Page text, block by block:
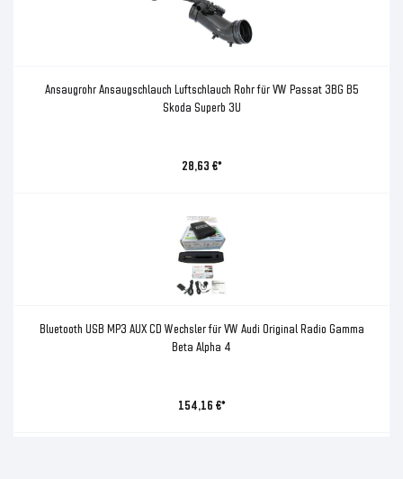
Ansaugrohr Ansaugschlauch Luftschlauch Rohr für VW Passat 3BG B5
Skoda Superb 3U
28,63 €*
Bluetooth USB MP3 AUX CD Wechsler für VW Audi Original Radio Gamma
Beta Alpha 4
154,16 €*